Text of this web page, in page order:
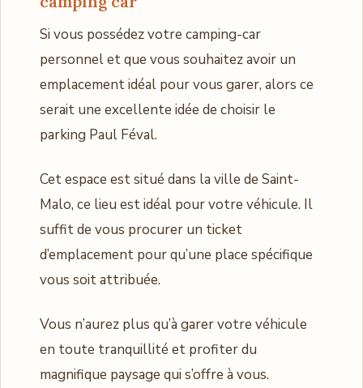
Si vous possédez votre camping-car
personnel et que vous souhaitez avoir un
emplacement idéal pour vous garer, alors ce
serait une excellente idée de choisir le
parking Paul Féval.
Cet espace est situé dans la ville de Saint-
Malo, ce lieu est idéal pour votre véhicule. Il
suffit de vous procurer un ticket
d’emplacement pour qu’une place spécifique
vous soit attribuée.
Vous n’aurez plus qu’à garer votre véhicule
en toute tranquillité et profiter du
magnifique paysage qui s’offre à vous.